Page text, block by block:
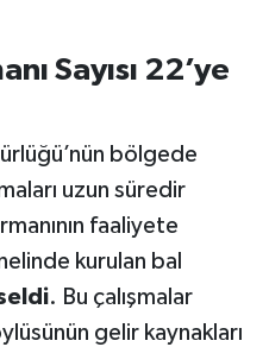
Sayısı 22’ye
bölgede
uzun süredir
faaliyete
kurulan bal
. Bu çalışmalar
gelir kaynakları